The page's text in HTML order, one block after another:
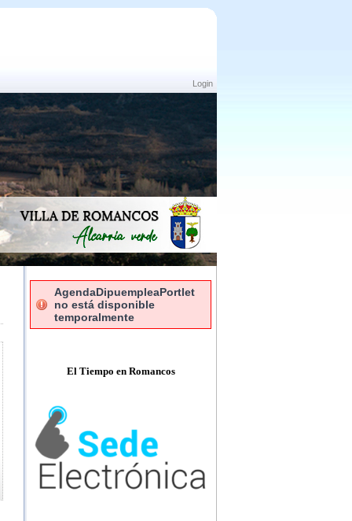
Login
AgendaDipuempleaPortlet
no está disponible
temporalmente
El Tiempo en Romancos